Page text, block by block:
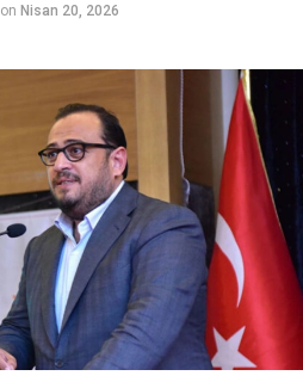
on Nisan 20, 2026